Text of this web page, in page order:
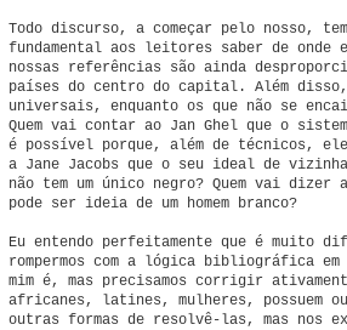
Todo discurso, a começar pelo nosso,
fundamental aos leitores saber de onde
nossas referências são ainda
países do centro do capital. Além disso,
universais, enquanto os que não se
Quem vai contar ao Jan Ghel que o
é possível porque, além de técnicos,
a Jane Jacobs que o seu ideal de
não tem um único negro? Quem vai dizer
pode ser ideia de um homem branco?
Eu entendo perfeitamente que é muito
rompermos com a lógica bibliográfica em
mim é, mas precisamos corrigir
africanes, latines, mulheres, possuem
outras formas de resolvê-las, mas nos